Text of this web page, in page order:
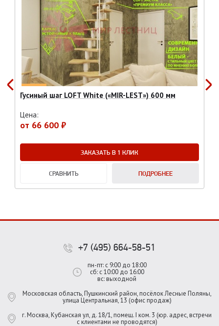
Гусиный шаг LOFT White («MIR-LEST») 600 мм
Цена:
от 66 600 ₽
ЗАКАЗАТЬ В 1 КЛИК
СРАВНИТЬ ПОДРОБНЕЕ
+7 (495) 664-58-51
пн-пт: с 9:00 до 18:00
сб: с 10:00 до 16:00
вс: выходной
Московская область, Пушкинский район, посёлок Лесные Поляны,
улица Центральная, 13 (офис продаж)
г. Москва, Кубанская ул, д. 18/1, помещ. I ком. 3 (юр. адрес, встречи
с клиентами не проводятся)